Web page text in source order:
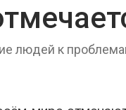
людей к
ведущие
итогам 2025